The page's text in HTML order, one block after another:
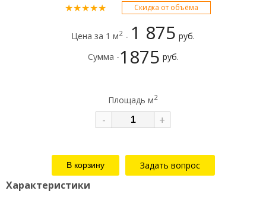
★★★★★ Скидка от объёма
Цена за 1 м2 - 1 875 руб.
Сумма -1875 руб.
Площадь м2
- +
Задать вопрос